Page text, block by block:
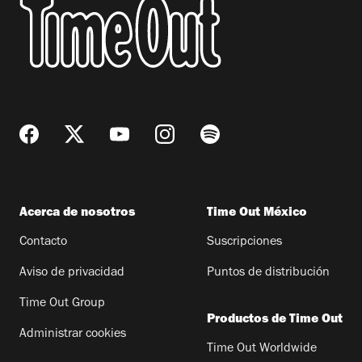
Acerca de nosotros
Contacto
Aviso de privacidad
Time Out Group
Administrar cookies
Time Out México
Suscripciones
Puntos de distribución
Productos de Time Out
Time Out Worldwide